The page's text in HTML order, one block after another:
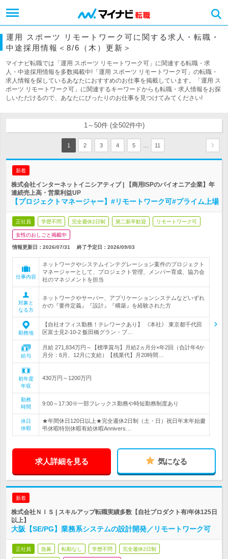
運用 スポーツ リモートワーク可に関する求人・転職・
中途採用情報＜8/6（木）更新＞
マイナビ転職では「運用 スポーツ リモートワーク可」に関連する転職・求
人・中途採用情報を多数掲載中!「運用 スポーツ リモートワーク可」の転職・
求人情報を探しているあなたにおすすめのお仕事を掲載しています。「運用 ス
ポーツ リモートワーク可」に関連するキーワードからも転職・求人情報をお探
しいただけるので、あなたにぴったりのお仕事を見つけてみてください!
1～50件 (全502件中)
1 2 3 4 5 11
新着
株式会社インターネットイニシアティブ | 【商用ISPのパイオニア企業】年
連続売上高・営業利益UP
【プロジェクトマネージャー】#リモートワーク可#プライム上場
正社員 学歴不問 完全週休2日制 第二新卒歓迎 リモートワーク可
女性のおしごと掲載中
情報更新日：2026/07/31 終了予定日： 2026/09/03
仕事内容
ネットワークやシステムインテグレーション案件のプロジェクト
マネージャーとして、プロジェクト管理、メンバー育成、協力会
社のマネジメントを担当
対象と
なる方
ネットワークやサーバー、アプリケーションシステムなどいずれ
かの『要件定義』『設計』『構築』を経験された方
勤務地
【自社オフィス勤務！テレワークあり】 《本社》 東京都千代田
区富士見2-10-2 飯田橋グラン・ブ…
給与
月給 271,834万円～【標準賞与】月給2ヵ月分×年2回（合計年4か
月分：6月、12月に支給）【残業代】月20時間…
初年度
年収
430万円～1200万円
勤務
時間
9:00～17:30※一部フレックス勤務や時短勤務制度あり
休日
休暇
★年間休日120日以上★完全週休2日制（土・日）祝日年末年始慶
弔休暇特別休暇有給休暇Annivers…
求人詳細を見る 気になる
新着
株式会社ＮＩＳ | スキルアップ転職実績多数【自社プロダクト有/年休125日
以上】
大阪【SE/PG】業務系システムの設計開発／リモートワーク可
正社員 急募 転勤なし 学歴不問 完全週休2日制